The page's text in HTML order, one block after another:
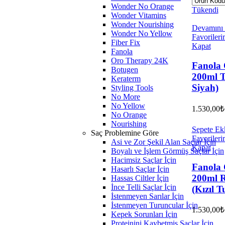
Wonder No Orange
Wonder Vitamins
Wonder Nourishing
Wonder No Yellow
Fiber Fix
Fanola
Oro Therapy 24K
Botugen
Keraterm
Styling Tools
No More
No Yellow
No Orange
Nourishing
Saç Problemine Göre
Asi ve Zor Şekil Alan Saçlar İçin
Boyalı ve İşlem Görmüş Saçlar İçin
Hacimsiz Saçlar İçin
Hasarlı Saçlar İçin
Hassas Ciltler İçin
İnce Telli Saçlar İçin
İstenmeyen Sarılar İçin
İstenmeyen Turuncular İçin
Kepek Sorunları İçin
Proteinini Kaybetmiş Saçlar İçin
Tükendi
Kapat
Fanola
200ml
Siyah)
1.530,00₺
Sepete
Kapat
Fanola
200ml
(Kızıl
1.530,00₺